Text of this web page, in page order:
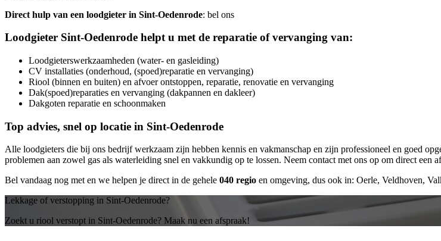
Direct hulp van een loodgieter in Sint-Oedenrode: bel ons
Loodgieter Sint-Oedenrode helpt u met de reparatie of vervanging van:
Loodgieterswerkzaamheden (water- en gasleiding)
CV installaties (onderhoud, (spoed)reparatie en vervanging)
Riool (binnen en buiten) en afvoer ontstoppen, reparatie, renovatie en vervanging
Dak(spoed)reparaties en vervanging (dakpannen en dakleer)
Dakgoten reparatie en schoonmaken
Top advies, snel op locatie in Sint-Oedenrode
Alle loodgieters die bij ons bedrijf werkzaam zijn hebben kennis en vakmanschap en zijn professioneel en goed
problemen aan zowel gas als waterleiding snel en vakkundig op te lossen. Neem contact met ons op om direct een
Bel vandaag nog meten we helpen je direct in de gehele 040 regio en omgeving, dus ook in: Oerle, Veldhoven,
Lekkage of verstopping in Sint-Oedenrode?
Zoekt u riool verstopt in Sint-Oedenrode? Maak nu een afspraak!